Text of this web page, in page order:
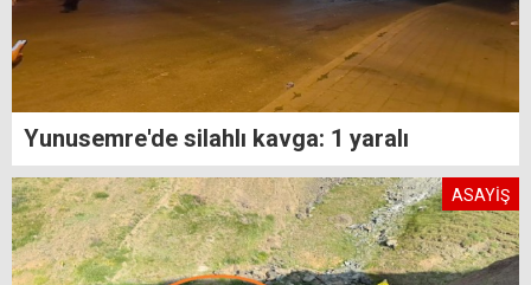
Yunusemre'de silahlı kavga: 1 yaralı
ASAYİŞ